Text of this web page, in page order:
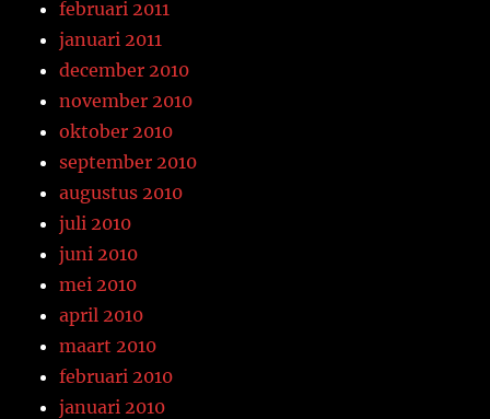
februari 2011
januari 2011
december 2010
november 2010
oktober 2010
september 2010
augustus 2010
juli 2010
juni 2010
mei 2010
april 2010
maart 2010
februari 2010
januari 2010